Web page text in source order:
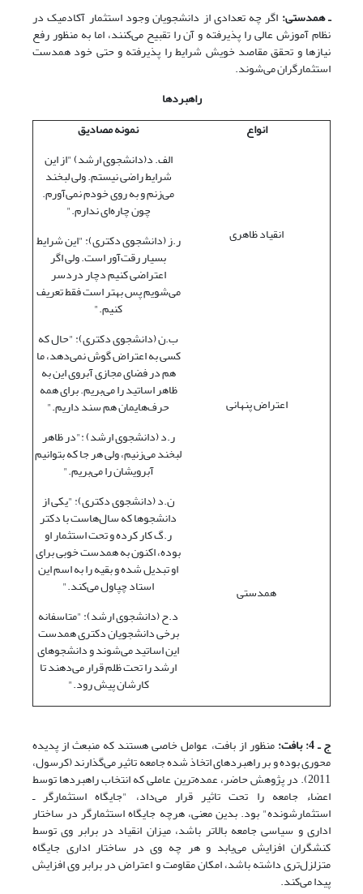
ـ همدستی: اگر چه تعدادی از دانشجویان وجود استثمار آکادمیک در
نظام آموزش عالی را پذیرفته و آن را تقبیح می‌کنند، اما به منظور رفع
نیازها و تحقق مقاصد خویش شرایط را پذیرفته و حتی خود همدست
استثمارگران می‌شوند.
راهبردها
انواع
نمونه مصادیق
انقیاد ظاهری
الف. د(دانشجوی ارشد) "از این
شرایط راضی نیستم. ولی لبخند
می‌زنم و به روی خودم نمی‌آورم.
چون چاره‌ای ندارم."
ر.ز (دانشجوی دکتری): "این شرایط
بسیار رقت‌آور است. ولی اگر
اعتراضی کنیم دچار دردسر
می‌شویم پس بهتر است فقط تعریف
کنیم."
اعتراض پنهانی
ب.ن (دانشجوی دکتری): "حال که
کسی به اعتراض گوش نمی‌دهد، ما
هم در فضای مجازی آبروی این به
ظاهر اساتید را می‌بریم. برای همه
حرف‌هایمان هم سند داریم."
ر.د (دانشجوی ارشد) :"در ظاهر
لبخند می‌زنیم، ولی هر جا که بتوانیم
آبرویشان را می‌بریم."
همدستی
ن.د (دانشجوی دکتری): "یکی از
دانشجوها که سال‌هاست با دکتر
ر.گ کار کرده و تحت استثمار او
بوده، اکنون به همدست خوبی برای
او تبدیل شده و بقیه را به اسم این
استاد چپاول می‌کند."
د.ح (دانشجوی ارشد): "متاسفانه
برخی دانشجویان دکتری همدست
این اساتید می‌شوند و دانشجوهای
ارشد را تحت ظلم قرار می‌دهند تا
کارشان پیش رود."
ج ـ 4: بافت: منظور از بافت، عوامل خاصی هستند که منبعث از پدیده
محوری بوده و بر راهبردهای اتخاذ شده جامعه تاثیر می‌گذارند (کرسول،
2011). در پژوهش حاضر، عمده‌ترین عاملی که انتخاب راهبردها توسط
اعضاء جامعه را تحت تاثیر قرار می‌داد، "جایگاه استثمارگر ـ
استثمارشونده" بود. بدین معنی، هرچه جایگاه استثمارگر در ساختار
اداری و سیاسی جامعه بالاتر باشد، میزان انقیاد در برابر وی توسط
کنشگران افزایش می‌یابد و هر چه وی در ساختار اداری جایگاه
متزلزل‌تری داشته باشد، امکان مقاومت و اعتراض در برابر وی افزایش
پیدا می‌کند.